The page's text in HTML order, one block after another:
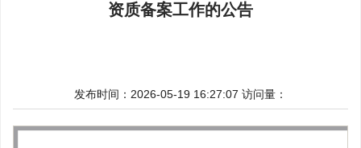
资质备案工作的公告
发布时间：2026-05-19 16:27:07 访问量：